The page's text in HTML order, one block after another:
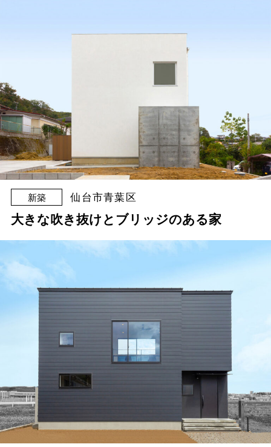
新築 仙台市青葉区
大きな吹き抜けとブリッジのある家